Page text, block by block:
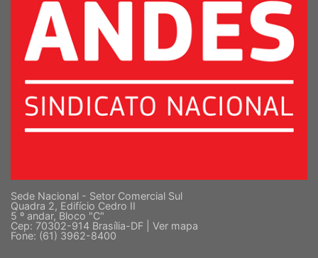
Sede Nacional - Setor Comercial Sul
Quadra 2, Edifício Cedro II
5 º andar, Bloco "C"
Cep: 70302-914 Brasília-DF | Ver mapa
Fone: (61) 3962-8400